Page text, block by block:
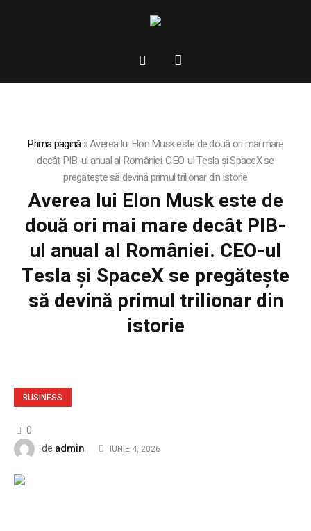
Prima pagină»Averea lui Elon Musk este de două ori mai mare
decât PIB-ul anual al României. CEO-ul Tesla și SpaceX se
pregătește să devină primul trilionar din istorie
Averea lui Elon Musk este de
două ori mai mare decât PIB-
ul anual al României. CEO-ul
Tesla și SpaceX se pregătește
să devină primul trilionar din
istorie
BUSINESS
0
de admin IUNIE 4, 2026